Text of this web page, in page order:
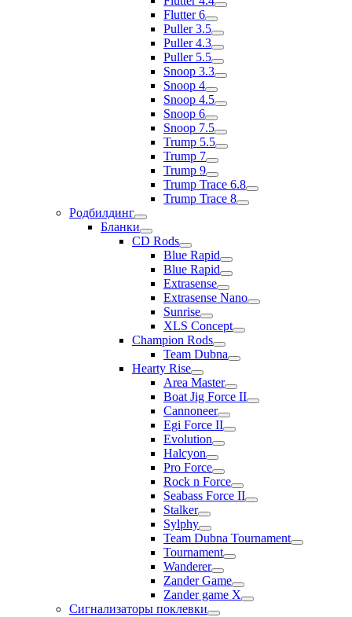
Flutter 6
Puller 3.5
Puller 4.3
Puller 5.5
Snoop 3.3
Snoop 4
Snoop 4.5
Snoop 6
Snoop 7.5
Trump 5.5
Trump 7
Trump 9
Trump Trace 6.8
Trump Trace 8
Родбилдинг
Бланки
CD Rods
Blue Rapid
Blue Rapid
Extrasense
Extrasense Nano
Sunrise
XLS Concept
Champion Rods
Team Dubna
Hearty Rise
Area Master
Boat Jig Force II
Cannoneer
Egi Force II
Evolution
Halcyon
Pro Force
Rock n Force
Seabass Force II
Stalker
Sylphy
Team Dubna Tournament
Tournament
Wanderer
Zander Game
Zander game X
Сигнализаторы поклевки